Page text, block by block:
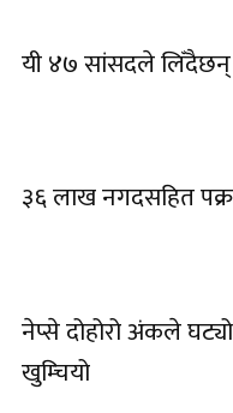
यी ४७ सांसदले लिँदैछन्
३६ लाख नगदसहित
नेप्से दोहोरो अंकले
खुम्चियो